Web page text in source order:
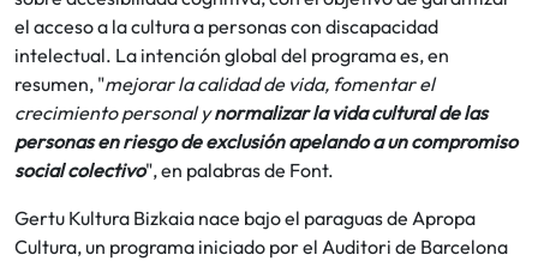
el acceso a la cultura a personas con discapacidad
intelectual. La intención global del programa es, en
resumen, "mejorar la calidad de vida, fomentar el
crecimiento personal ynormalizar la vida cultural de las
personas en riesgo de exclusión apelando a un compromiso
social colectivo", en palabras de Font.
Gertu Kultura Bizkaia nace bajo el paraguas de Apropa
Cultura, un programa iniciado por el Auditori de Barcelona